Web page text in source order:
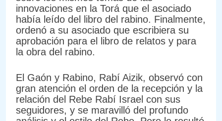
innovaciones en la Torá que el asociado
había leído del libro del rabino. Finalmente,
ordenó a su asociado que escribiera su
aprobación para el libro de relatos y para
la obra del rabino.
El Gaón y Rabino, Rabí Aizik, observó con
gran atención el orden de la recepción y la
relación del Rebe Rabí Israel con sus
seguidores, y se maravilló del profundo